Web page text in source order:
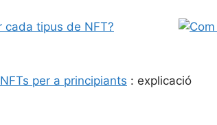
NFTs per a principiants : explicació